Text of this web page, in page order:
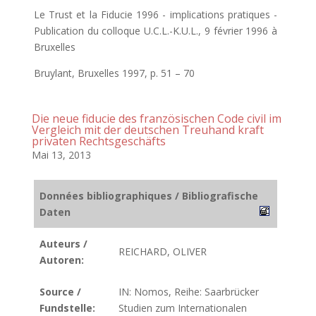
Le Trust et la Fiducie 1996 - implications pratiques -
Publication du colloque U.C.L.-K.U.L., 9 février 1996 à
Bruxelles
Bruylant, Bruxelles 1997, p. 51 – 70
Die neue fiducie des französischen Code civil im
Vergleich mit der deutschen Treuhand kraft
privaten Rechtsgeschäfts
Mai 13, 2013
Données bibliographiques / Bibliografische
Daten
Auteurs /
Autoren:
REICHARD, OLIVER
Source /
Fundstelle:
IN: Nomos, Reihe: Saarbrücker
Studien zum Internationalen